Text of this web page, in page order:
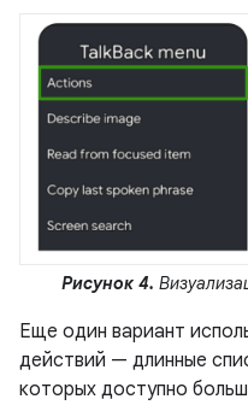
Рисунок 4.
Еще один вариант
действий — длинные
которых доступно